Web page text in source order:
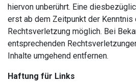
hiervon unberührt. Eine
erst ab dem Zeitpunkt der Kenntnis
Rechtsverletzung möglich. Bei
entsprechenden
Inhalte umgehend entfernen.
Haftung für Links